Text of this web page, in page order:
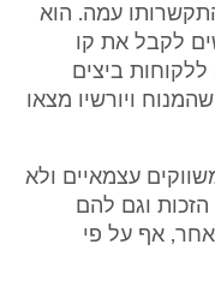
עמה. הוא
לקבל את קו
ביצים
ויורשיו מצאו
עצמאיים ולא
וגם להם
אחר, אף על פי